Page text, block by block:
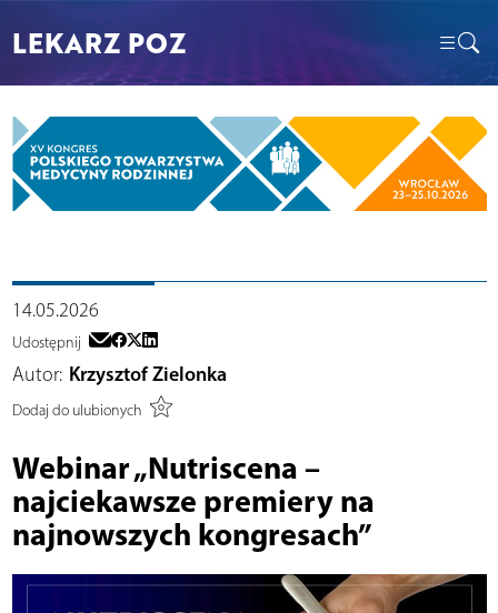
LEKARZ POZ
14.05.2026
Udostępnij
Autor: Krzysztof Zielonka
Dodaj do ulubionych
Webinar „Nutriscena –
najciekawsze premiery na
najnowszych kongresach”